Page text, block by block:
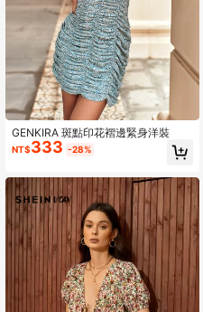
GENKIRA 斑點印花褶邊緊身洋裝
NT$333 -28%